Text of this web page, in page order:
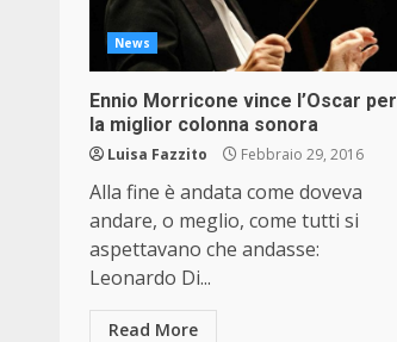
News
Ennio Morricone vince l’Oscar per
la miglior colonna sonora
Luisa Fazzito Febbraio 29, 2016
Alla fine è andata come doveva
andare, o meglio, come tutti si
aspettavano che andasse:
Leonardo Di...
Read More